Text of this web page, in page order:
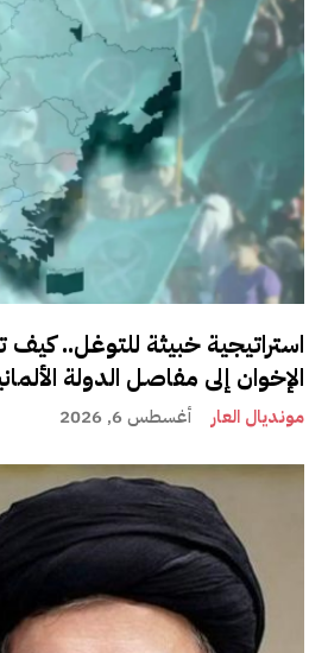
استراتيجية خبيثة للتوغل..
الإخوان إلى مفاصل الدولة
مونديال العار أغسطس 6, 2026